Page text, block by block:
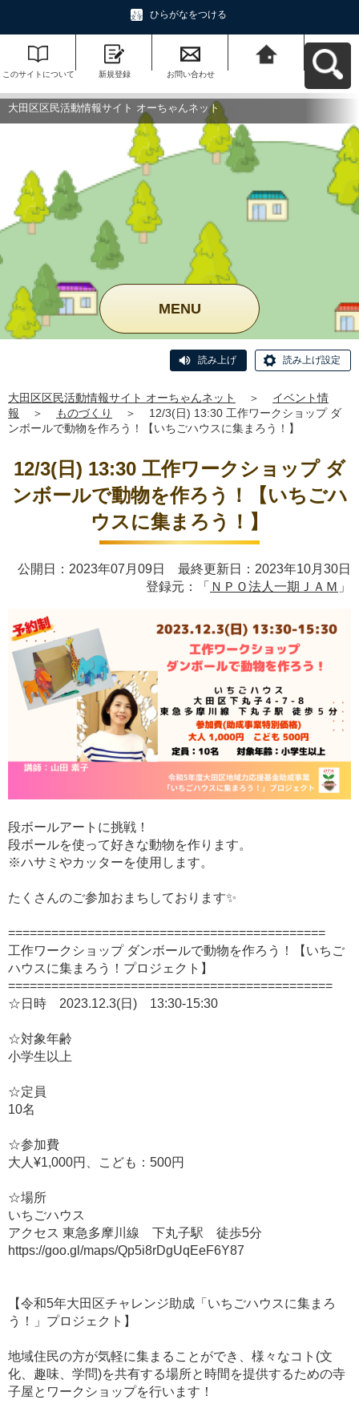
ひらがなをつける
このサイトについて 新規登録 お問い合わせ
ットへ戻る
大田区区民活動情報サイト オーちゃんネット
MENU
読み上げ 読み上げ設定
大田区区民活動情報サイト オーちゃんネット ＞
イベント情
報
＞ ものづくり ＞
12/3(日) 13:30 工作ワークショップ ダ
ンボールで動物を作ろう！【いちごハウスに集まろう！】
12/3(日) 13:30 工作ワークショップ ダ
ンボールで動物を作ろう！【いちごハ
ウスに集まろう！】
公開日：2023年07月09日 最終更新日：2023年10月30日
登録元：「 ＮＰＯ法人一期ＪＡＭ 」
段ボールアートに挑戦！
段ボールを使って好きな動物を作ります。
※ハサミやカッターを使用します。
たくさんのご参加おまちしております✨
============================================
工作ワークショップ ダンボールで動物を作ろう！【いちご
ハウスに集まろう！プロジェクト】
=============================================
☆日時 2023.12.3(日) 13:30-15:30
☆対象年齢
小学生以上
☆定員
10名
☆参加費
大人¥1,000円、こども：500円
☆場所
いちごハウス
アクセス 東急多摩川線 下丸子駅 徒歩5分
https://goo.gl/maps/Qp5i8rDgUqEeF6Y87
【令和5年大田区チャレンジ助成「いちごハウスに集まろ
う！」プロジェクト】
地域住民の方が気軽に集まることができ、様々なコト(文
化、趣味、学問)を共有する場所と時間を提供するための寺
子屋とワークショップを行います！